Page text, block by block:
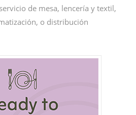
de mesa, lencería y textil,
o distribución